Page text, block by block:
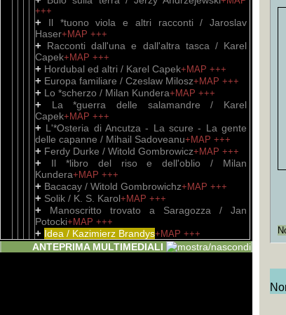
+++
+
Il *tuono viola e altri racconti / Jaroslav
Haser+MAP +++
+ Racconti dall'una e dall'altra tasca / Karel
Capek+MAP +++
+ Hordubal ed altri / Karel Capek+MAP +++
+ Europa familiare / Czeslaw Milosz+MAP +++
+ Lo *scherzo / Milan Kundera+MAP +++
+
La *guerra delle salamandre / Karel
Capek+MAP +++
+ L'*Osteria di Ancutza - La scure - La gente
delle capanne / Mihail Sadoveanu+MAP +++
+ Ferdy Durke / Witold Gombrowicz+MAP +++
+
Il *libro del riso e dell'oblio / Milan
Kundera+MAP +++
+ Bacacay / Witold Gombrowichz+MAP +++
+ Solik / K. S. Karol+MAP +++
+ Manoscritto trovato a Saragozza / Jan
Potocki+MAP +++
+ Idea / Kazimierz Brandys+MAP +++
Unità Documentaria
+oggetto a stampa
ANTEPRIMA MULTIMEDIALI